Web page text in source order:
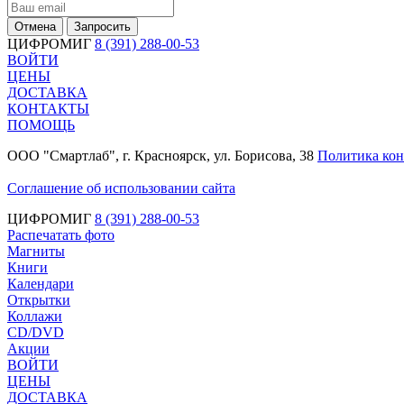
Отмена Запросить
ЦИФРОМИГ 8 (391) 288-00-53
ВОЙТИ
ЦЕНЫ
ДОСТАВКА
КОНТАКТЫ
ПОМОЩЬ
ООО "Смартлаб", г. Красноярск, ул. Борисова, 38 Политика
Соглашение об использовании сайта
ЦИФРОМИГ 8 (391) 288-00-53
Распечатать фото
Магниты
Книги
Календари
Открытки
Коллажи
CD/DVD
Акции
ВОЙТИ
ЦЕНЫ
ДОСТАВКА